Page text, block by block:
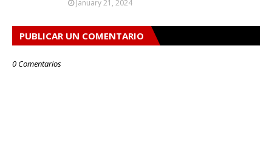
January 21, 2024
PUBLICAR UN COMENTARIO
0 Comentarios